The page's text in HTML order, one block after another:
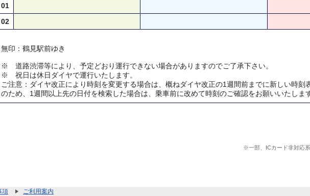
01
02
無印：鶴見駅前ゆき
※ 道路渋滞等により、予定どおり運行できない場合がありますのでご了承下さい。
※ 祝日は休日ダイヤで運行いたします。
ご注意：ダイヤ改正により時刻を変更する場合は、概ねダイヤ改正の1週間前までに新しい時刻
のため、1週間以上先の日付を検索した場合は、乗車前に改めて時刻のご確認をお願いいたしま
※一部、ICカード非対応
項 ご利用案内